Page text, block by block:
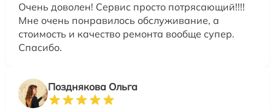
Очень доволен! Сервис просто потрясающий!!!!
Мне очень понравилось обслуживание, а
стоимость и качество ремонта вообще супер.
Спасибо.
Позднякова Ольга